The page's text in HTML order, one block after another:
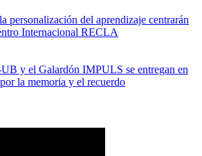
personalización del aprendizaje centrarán
Internacional RECLA
y el Galardón IMPULS se entregan en
la memoria y el recuerdo